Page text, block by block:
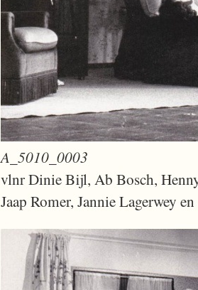
A_5010_0003
vlnr Dinie Bijl, Ab Bosch,
Jaap Romer, Jannie Lagerwey